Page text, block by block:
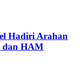
Hadiri Arahan
dan HAM